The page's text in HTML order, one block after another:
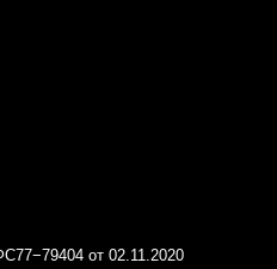
от 02.11.2020